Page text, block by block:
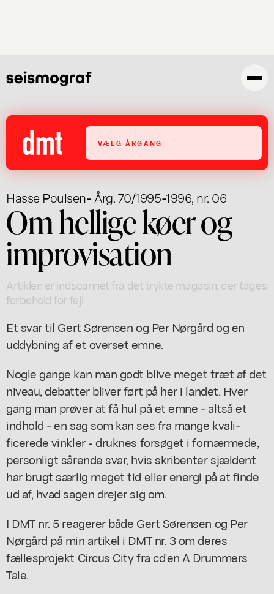
VÆLG ÅRGANG
Hasse Poulsen- Årg. 70/1995-1996, nr. 06
Om hellige køer og
improvisation
Artiklen er indscannet fra det trykte magasin; der tages
forbehold for fejl
Et svar til Gert Sørensen og Per Nørgård og en
uddybning af et overset emne.
Nogle gange kan man godt blive meget træt af det
niveau, debatter bliver ført på her i landet. Hver
gang man prøver at få hul på et emne - altså et
indhold - en sag som kan ses fra mange kvali-
ficerede vinkler - druknes forsøget i fornærmede,
personligt sårende svar, hvis skribenter sjældent
har brugt særlig meget tid eller energi på at finde
ud af, hvad sagen drejer sig om.
I DMT nr. 5 reagerer både Gert Sørensen og Per
Nørgård på min artikel i DMT nr. 3 om deres
fællesprojekt Circus City fra cd'en A Drummers
Tale.